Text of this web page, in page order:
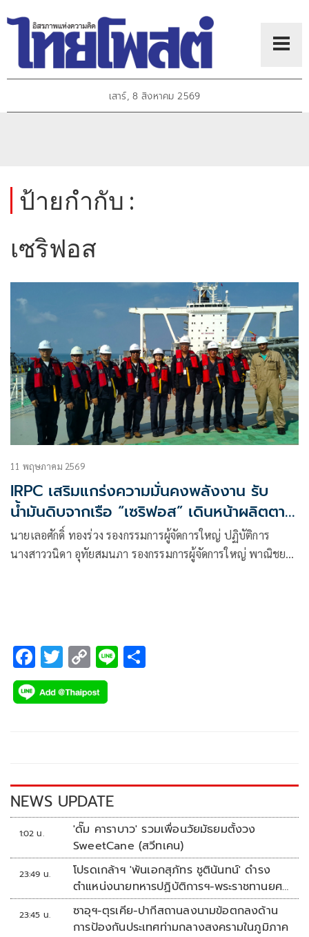
เสาร์, 8 สิงหาคม 2569
ป้ายกำกับ :
เซริฟอส
11 พฤษภาคม 2569
IRPC เสริมแกร่งความมั่นคงพลังงาน รับ
น้ำมันดิบจากเรือ “เซริฟอส” เดินหน้าผลิตตาม
แผนต่อเนื่อง
นายเลอศักดิ์ ทองร่วง รองกรรมการผู้จัดการใหญ่ ปฏิบัติการ
นางสาววนิดา อุทัยสมนภา รองกรรมการผู้จัดการใหญ่ พาณิชยกิจ
F
ac
e
k
T
wi
tt
C
o
p
k
Li
NEWS UPDATE
1:02 น.
'ดั๊ม คาราบาว' รวมเพื่อนวัยมัธยมตั้งวง
SweetCane (สวีทเคน)
23:49 น.
โปรดเกล้าฯ 'พันเอกสุภัทร ชูตินันทน์' ดำรง
ตำแหน่งนายทหารปฏิบัติการฯ-พระราชทานยศ
'พลตรี'
23:45 น.
ซาอุฯ-ตุรเคีย-ปากีสถานลงนามข้อตกลงด้าน
การป้องกันประเทศท่ามกลางสงครามในภูมิภาค